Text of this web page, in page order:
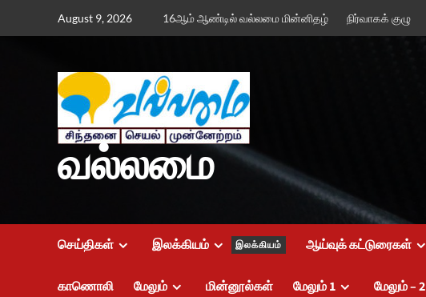
August 9, 2026 16ஆம் ஆண்டில் வல்லமை மின்னிதழ் நிர்வாகக் குழு
வல்லமை
செய்திகள் இலக்கியம் இலக்கியம் ஆய்வுக் கட்டுரைகள்
காணொலி மேலும் மின்னூல்கள் மேலும் 1 மேலும் – 2